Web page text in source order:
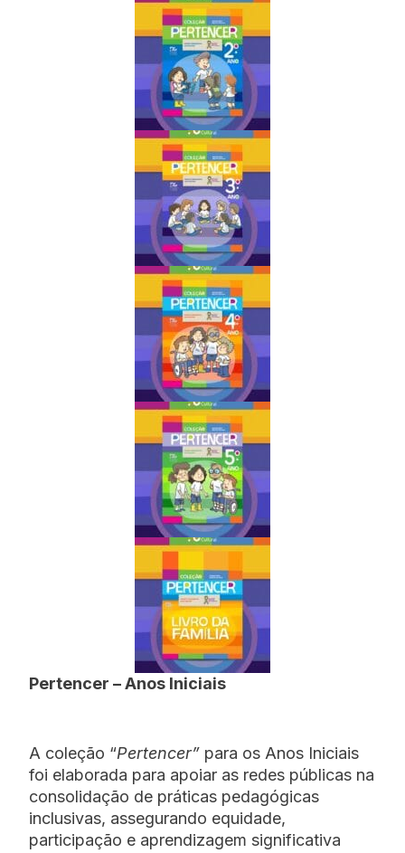
Pertencer – Anos Iniciais
A coleção “Pertencer” para os Anos Iniciais
foi elaborada para apoiar as redes públicas na
consolidação de práticas pedagógicas
inclusivas, assegurando equidade,
participação e aprendizagem significativa